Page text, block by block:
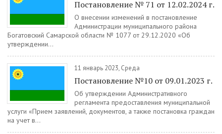
Постановление № 71 от 12.02.2024 г.
О внесении изменений в постановление
Администрации муниципального района
Богатовский Самарской области № 1077 от 29.12.2020 «Об
утверждении...
11 январь 2023, Среда
Постановление №10 от 09.01.2023 г.
Об утверждении Административного
регламента предоставления муниципальной
услуги «Прием заявлений, документов, а также постановка граждан
на учет в...